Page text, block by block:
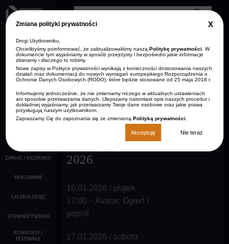
Zmiana polityki prywatności
Drogi Użytkowniku,
Chcielibyśmy poinformować, że zaktualizowaliśmy nasząPolitykę prywatności
. W
dokumencie tym wyjaśniamy w sposób przejrzysty i bezpośredni jakie informacje
zbieramy i dlaczego to robimy.
Nowe zapisy w Polityce prywatności wynikają z konieczności dostosowania naszych
działań oraz dokumentacji do nowych wymagań europejskiego Rozporządzenia o
Ochronie Danych Osobowych (RODO), które będzie stosowane od 25 maja 2018 r.
Informujemy jednocześnie, że nie zmieniamy niczego w aktualnych ustawieniach
ani sposobie przetwarzania danych. Ulepszamy natomiast opis naszych procedur i
dokładniej wyjaśniamy, jak przetwarzamy Twoje dane osobowe oraz jakie prawa
przysługują naszym użytkownikom.
Zapraszamy Cię do zapoznania się ze zmienionąPolityką prywatności
Akceptuję Nie teraz
Close
AKTUALNOŚCI
ARCHIWUM
AKTUALNOŚCI
O NAS
KALENDARZ IMPREZ
FILMY
ZAPŁAĆ / REZERWUJ
PRACOWNIE
GALERIA ZDJĘĆ
STOWARZYSZENIA
KONKURSY /
FESTIWALE
KONTAKT
czcionki
16-12-2025
Repertuar kina na
miesiąc styczeń
2026
16.01.2026 / piątek
17:00 – Avatar: Ogień i
popiół
17.01.2026 / sobota